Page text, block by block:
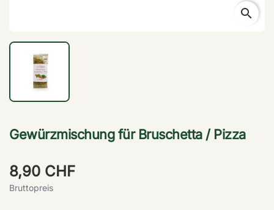
search
Gewürzmischung für Bruschetta / Pizza
8,90 CHF
Bruttopreis